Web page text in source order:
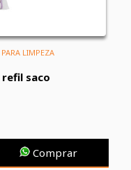
LIMPEZA
refil saco
Comprar